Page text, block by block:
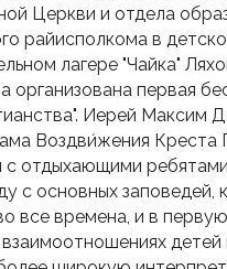
Церкви и отдела
райисполкома в
лагере "Чайка"
организована первая
Иерей Максим
Воздви́жения Креста
с отдыхающими
с основных заповедей,
все времена, и в
детей